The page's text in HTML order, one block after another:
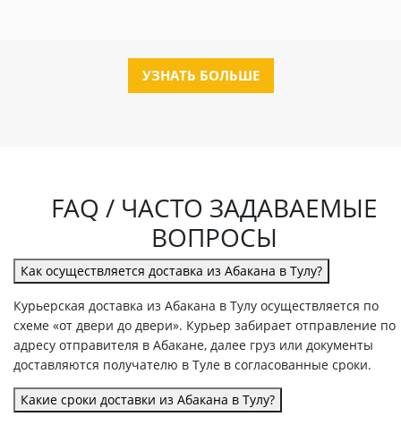
УЗНАТЬ БОЛЬШЕ
FAQ / ЧАСТО ЗАДАВАЕМЫЕ
ВОПРОСЫ
Как осуществляется доставка из Абакана в Тулу?
Курьерская доставка из Абакана в Тулу осуществляется по
схеме «от двери до двери». Курьер забирает отправление по
адресу отправителя в Абакане, далее груз или документы
доставляются получателю в Туле в согласованные сроки.
Какие сроки доставки из Абакана в Тулу?